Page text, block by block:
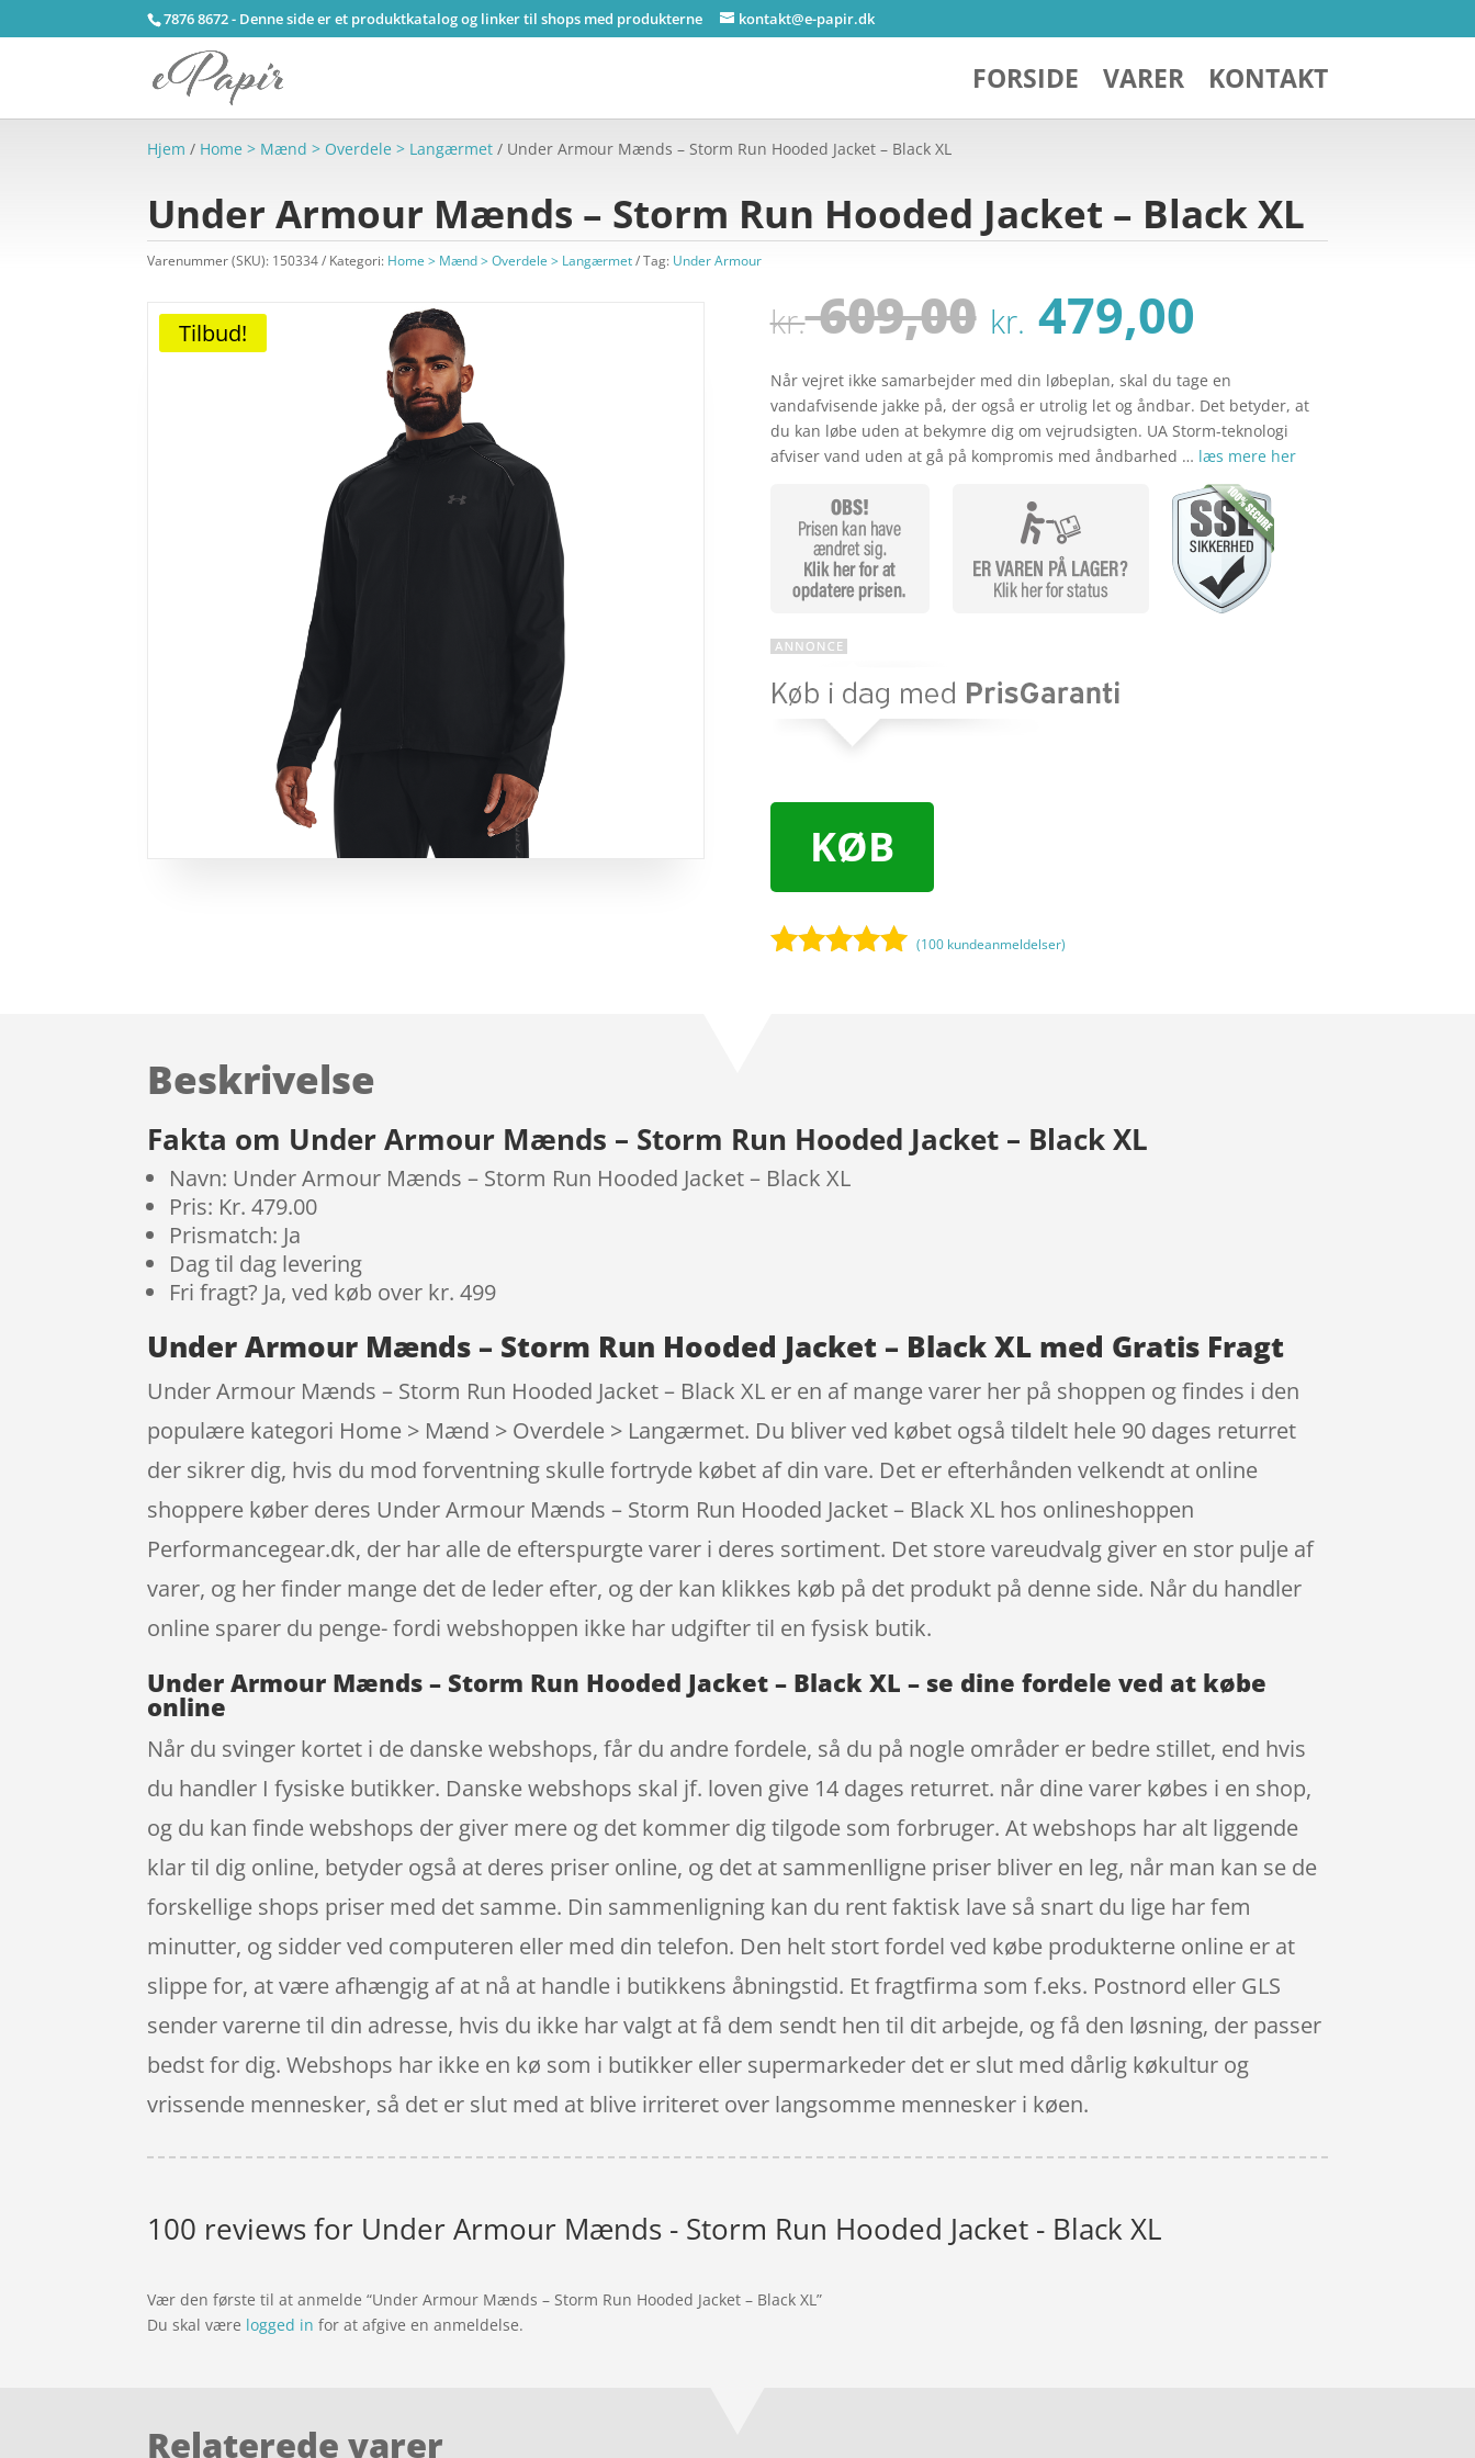
7876 8672 - Denne side er et produktkatalog og linker til shops med produkterne kontakt@e-papir.dk
FORSIDE VARER KONTAKT
Hjem / Home > Mænd > Overdele > Langærmet / Under Armour Mænds – Storm Run Hooded Jacket – Black XL
Under Armour Mænds – Storm Run Hooded Jacket – Black XL
Varenummer (SKU): 150334 Kategori: Home > Mænd > Overdele > Langærmet Tag: Under Armour
Tilbud! kr.609,00 Den
oprindelige
pris
var:
kr. 609,00.
kr. 479,00
pris
er:
kr. 479,00.
Når vejret ikke samarbejder med din løbeplan, skal du tage en
vandafvisende jakke på, der også er utrolig let og åndbar. Det betyder, at
du kan løbe uden at bekymre dig om vejrudsigten. UA Storm-teknologi
afviser vand uden at gå på kompromis med åndbarhed … læs mere her
KØB
(100 kundeanmeldelser)
Beskrivelse
Fakta om Under Armour Mænds – Storm Run Hooded Jacket – Black XL
Navn: Under Armour Mænds – Storm Run Hooded Jacket – Black XL
Pris: Kr. 479.00
Prismatch: Ja
Dag til dag levering
Fri fragt? Ja, ved køb over kr. 499
Under Armour Mænds – Storm Run Hooded Jacket – Black XL med Gratis Fragt
Under Armour Mænds – Storm Run Hooded Jacket – Black XL er en af mange varer her på shoppen og findes i den
populære kategori Home > Mænd > Overdele > Langærmet. Du bliver ved købet også tildelt hele 90 dages returret
der sikrer dig, hvis du mod forventning skulle fortryde købet af din vare. Det er efterhånden velkendt at online
shoppere køber deres Under Armour Mænds – Storm Run Hooded Jacket – Black XL hos onlineshoppen
Performancegear.dk, der har alle de efterspurgte varer i deres sortiment. Det store vareudvalg giver en stor pulje af
varer, og her finder mange det de leder efter, og der kan klikkes køb på det produkt på denne side. Når du handler
online sparer du penge- fordi webshoppen ikke har udgifter til en fysisk butik.
Under Armour Mænds – Storm Run Hooded Jacket – Black XL – se dine fordele ved at købe
online
Når du svinger kortet i de danske webshops, får du andre fordele, så du på nogle områder er bedre stillet, end hvis
du handler I fysiske butikker. Danske webshops skal jf. loven give 14 dages returret. når dine varer købes i en shop,
og du kan finde webshops der giver mere og det kommer dig tilgode som forbruger. At webshops har alt liggende
klar til dig online, betyder også at deres priser online, og det at sammenlligne priser bliver en leg, når man kan se de
forskellige shops priser med det samme. Din sammenligning kan du rent faktisk lave så snart du lige har fem
minutter, og sidder ved computeren eller med din telefon. Den helt stort fordel ved købe produkterne online er at
slippe for, at være afhængig af at nå at handle i butikkens åbningstid. Et fragtfirma som f.eks. Postnord eller GLS
sender varerne til din adresse, hvis du ikke har valgt at få dem sendt hen til dit arbejde, og få den løsning, der passer
bedst for dig. Webshops har ikke en kø som i butikker eller supermarkeder det er slut med dårlig køkultur og
vrissende mennesker, så det er slut med at blive irriteret over langsomme mennesker i køen.
100 reviews for Under Armour Mænds - Storm Run Hooded Jacket - Black XL
Vær den første til at anmelde “Under Armour Mænds – Storm Run Hooded Jacket – Black XL”
Du skal være logged in for at afgive en anmeldelse.
Relaterede varer